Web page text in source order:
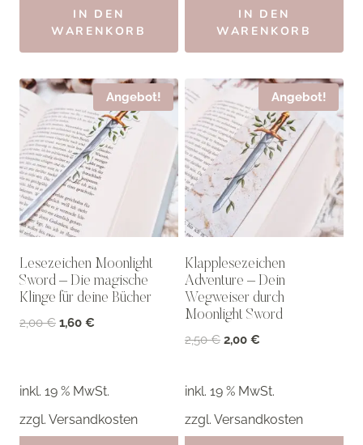
IN DEN
WARENKORB
IN DEN
WARENKORB
Angebot!
Lesezeichen Moonlight
Sword – Die magische
Klinge für deine Bücher
2,00€ Ursprünglicher
1,60 €
inkl. 19 % MwSt.
zzgl. Versandkosten
Angebot!
Klapplesezeichen
Adventure – Dein
Wegweiser durch
Moonlight Sword
2,50€ Ursprünglicher
2,50 €
2,00 €
2,00 €.
inkl. 19 % MwSt.
zzgl. Versandkosten